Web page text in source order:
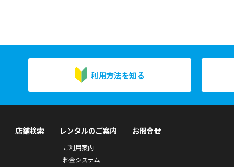
利用方法を知る
店舗検索 レンタルのご案内
ご利用案内
料金システム
お問合せ